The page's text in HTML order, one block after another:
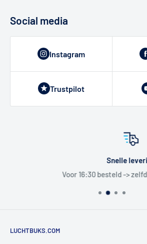
Social media
Instagram
Trustpilot
Snelle levering
Voor 16:30 besteld -> zelfde
LUCHTBUKS.COM